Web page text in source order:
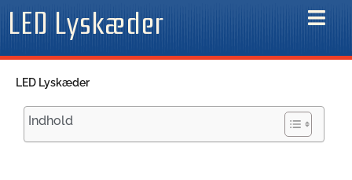
LED Lyskæder
LED Lyskæder
Indhold